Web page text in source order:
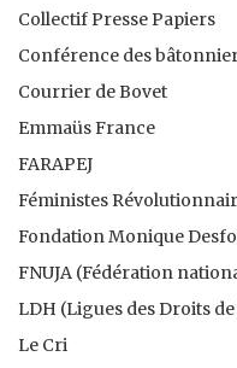
Collectif Presse Papiers
Conférence des
Courrier de Bovet
Emmaüs France
FARAPEJ
Féministes
Fondation Monique
FNUJA (Fédération
LDH (Ligues des Droits
Le Cri